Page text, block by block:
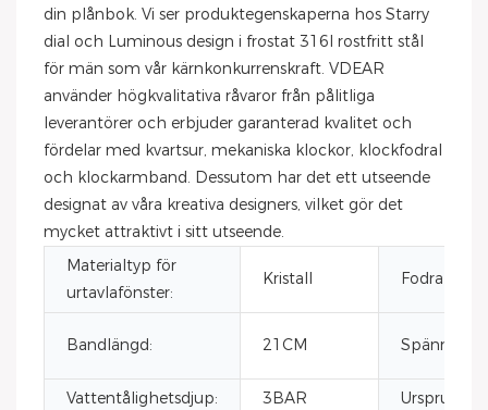
din plånbok. Vi ser produktegenskaperna hos Starry
dial och Luminous design i frostat 316l rostfritt stål
för män som vår kärnkonkurrenskraft. VDEAR
använder högkvalitativa råvaror från pålitliga
leverantörer och erbjuder garanterad kvalitet och
fördelar med kvartsur, mekaniska klockor, klockfodral
och klockarmband. Dessutom har det ett utseende
designat av våra kreativa designers, vilket gör det
mycket attraktivt i sitt utseende.
Materialtyp för
urtavlafönster:
Kristall Fodralform:
Bandlängd: 21CM Spännetyp:
Vattentålighetsdjup: 3BAR